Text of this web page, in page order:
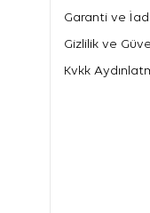
Garanti ve
Gizlilik ve
Kvkk